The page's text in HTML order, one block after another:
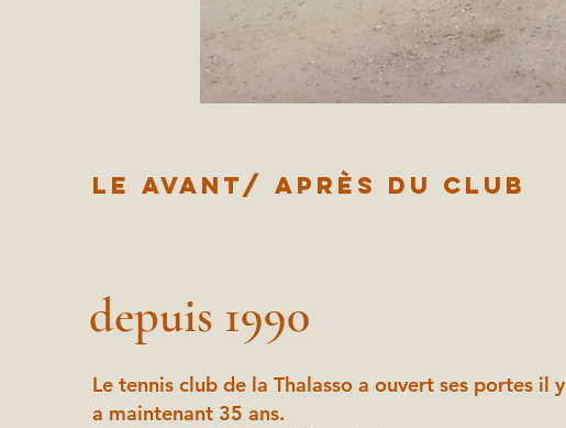
Le avant/ après du club
depuis 1990
Le tennis club de la Thalasso a ouvert ses portes il y
a maintenant 35 ans.